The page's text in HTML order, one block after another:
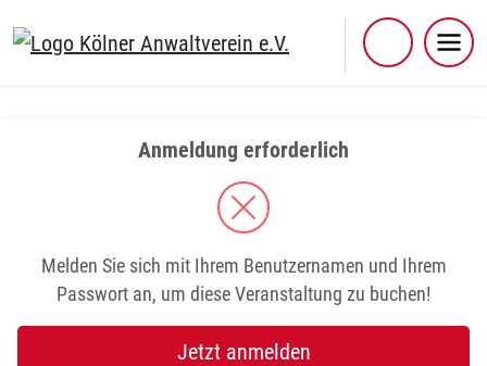
Anmeldung erforderlich
Melden Sie sich mit Ihrem Benutzernamen und Ihrem
Passwort an, um diese Veranstaltung zu buchen!
Jetzt anmelden